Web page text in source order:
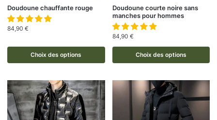
Doudoune chauffante rouge
84,90 €
Choix des options
Doudoune courte noire sans
manches pour hommes
84,90 €
Choix des options